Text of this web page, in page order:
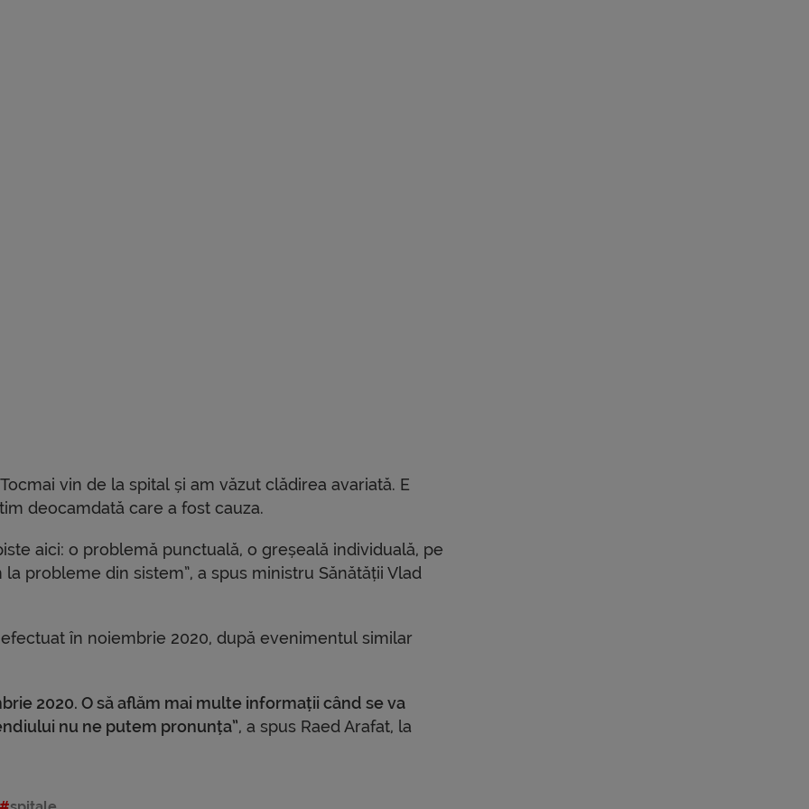
vin de la spital și am văzut clădirea avariată. E
deocamdată care a fost cauza.
aici: o problemă punctuală, o greșeală individuală, pe
probleme din sistem”, a spus ministru Sănătății Vlad
în noiembrie 2020, după evenimentul similar
2020. O să aflăm mai multe informații când se va
nu ne putem pronunța”, a spus Raed Arafat, la